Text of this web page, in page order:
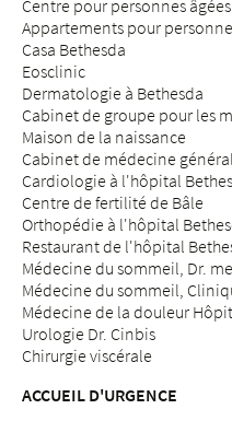
Centre pour personnes
Appartements pour
Casa Bethesda
Eosclinic
Dermatologie à Bethesda
Cabinet de groupe pour les
Maison de la naissance
Cabinet de médecine
Cardiologie à l'hôpital
Centre de fertilité de Bâle
Orthopédie à l'hôpital
Restaurant de l'hôpital
Médecine du sommeil, Dr.
Médecine du sommeil,
Médecine de la douleur
Urologie Dr. Cinbis
Chirurgie viscérale
ACCUEIL D'URGENCE